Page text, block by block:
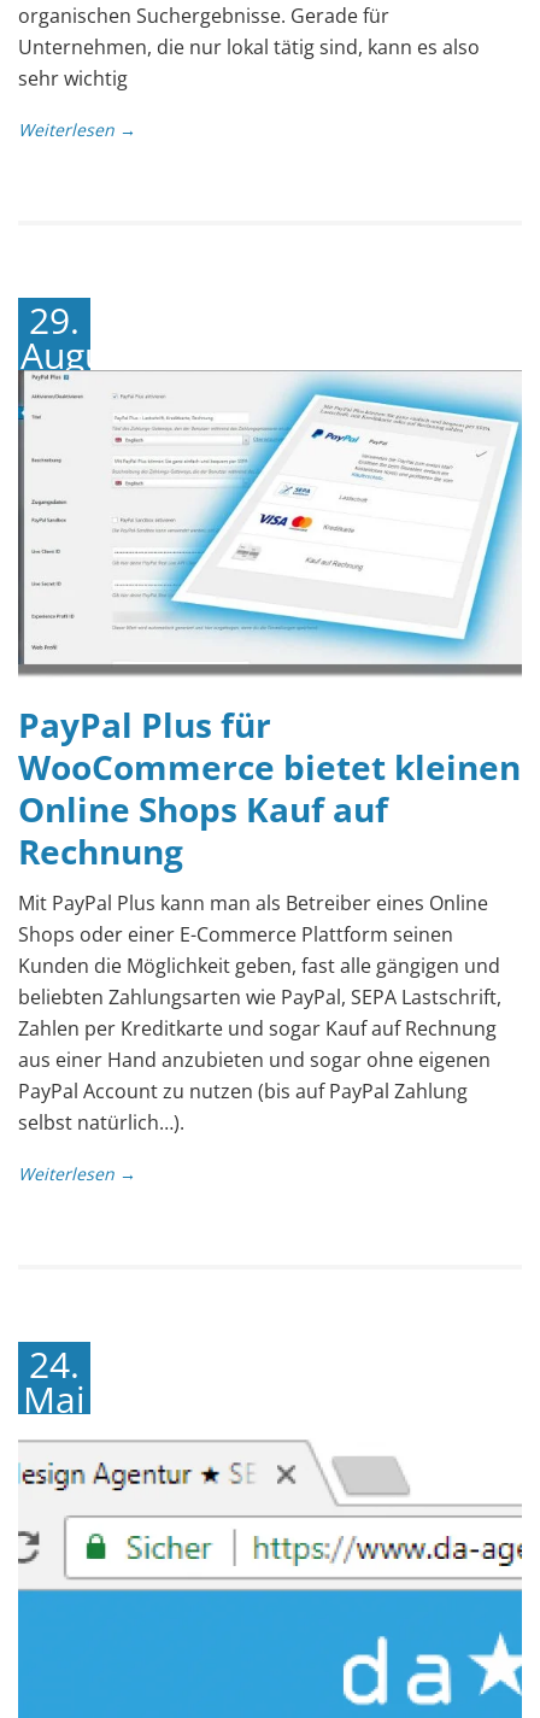
organischen Suchergebnisse. Gerade für
Unternehmen, die nur lokal tätig sind, kann es also
sehr wichtig
Weiterlesen →
29.
August
2018
PayPal Plus für
WooCommerce bietet kleinen
Online Shops Kauf auf
Rechnung
Mit PayPal Plus kann man als Betreiber eines Online
Shops oder einer E-Commerce Plattform seinen
Kunden die Möglichkeit geben, fast alle gängigen und
beliebten Zahlungsarten wie PayPal, SEPA Lastschrift,
Zahlen per Kreditkarte und sogar Kauf auf Rechnung
aus einer Hand anzubieten und sogar ohne eigenen
PayPal Account zu nutzen (bis auf PayPal Zahlung
selbst natürlich…).
Weiterlesen →
24.
Mai
2018